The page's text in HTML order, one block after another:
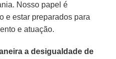
Nosso papel é
e estar preparados para
e atuação.
a desigualdade de